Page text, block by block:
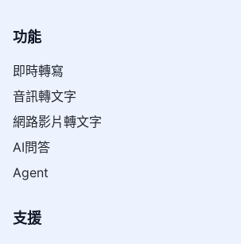
功能
即時轉寫
音訊轉文字
網路影片轉文字
AI問答
Agent
支援